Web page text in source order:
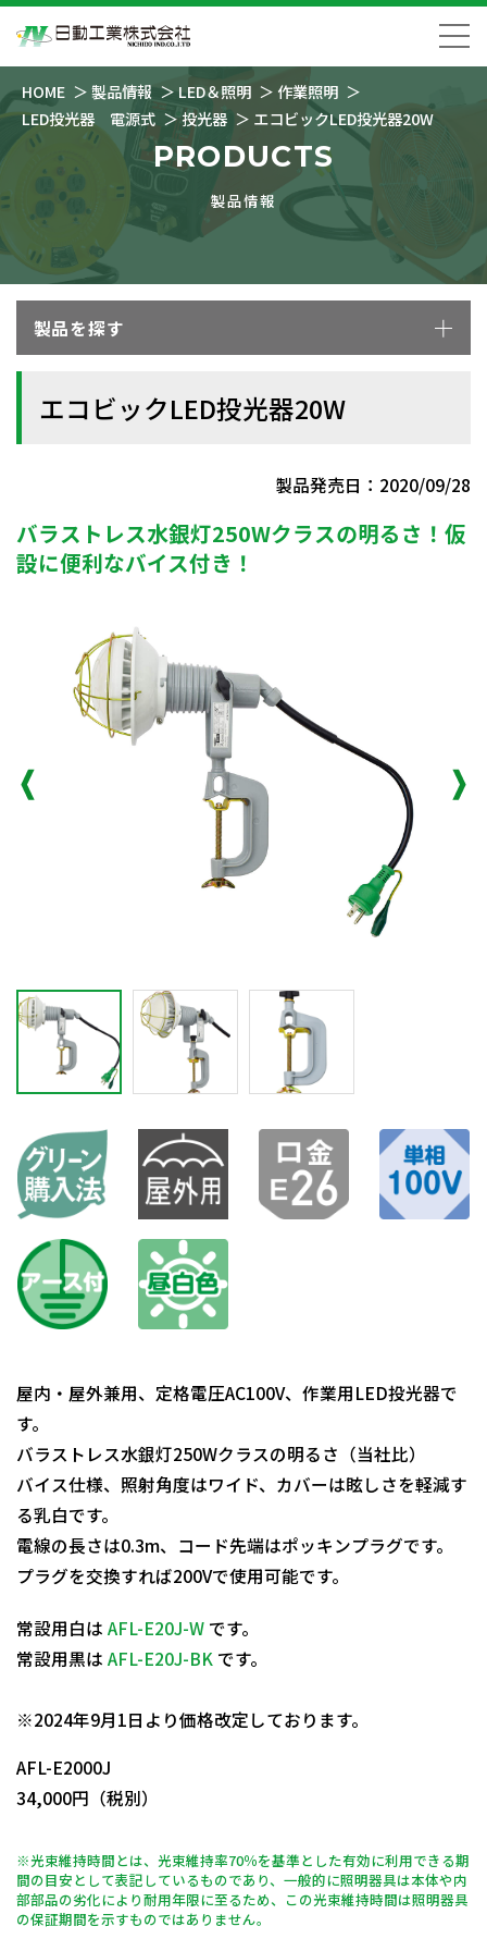
HOME 製品情報 LED＆照明
作業照明
LED投光器 電源式
投光器 エコビックLED投光器20W
PRODUCTS
製品情報
製品を探す
エコビックLED投光器20W
製品発売日：2020/09/28
バラストレス水銀灯250Wクラスの明るさ！仮
設に便利なバイス付き！
屋内・屋外兼用、定格電圧AC100V、作業用LED投光器で
す。
バラストレス水銀灯250Wクラスの明るさ（当社比）
バイス仕様、照射角度はワイド、カバーは眩しさを軽減す
る乳白です。
電線の長さは0.3m、コード先端はポッキンプラグです。
プラグを交換すれば200Vで使用可能です。
常設用白は AFL-E20J-W です。
常設用黒は AFL-E20J-BK です。
※2024年9月1日より価格改定しております。
AFL-E2000J
34,000円（税別）
※光束維持時間とは、光束維持率70％を基準とした有効に利用できる期
間の目安として表記しているものであり、一般的に照明器具は本体や内
部部品の劣化により耐用年限に至るため、この光束維持時間は照明器具
の保証期間を示すものではありません。